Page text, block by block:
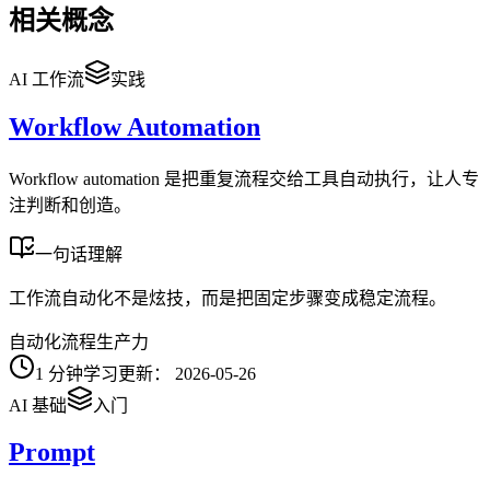
相关概念
AI 工作流 实践
Workflow Automation
Workflow automation 是把重复流程交给工具自动执行，让人专
注判断和创造。
一句话理解
工作流自动化不是炫技，而是把固定步骤变成稳定流程。
自动化流程生产力
1 分钟学习更新：
2026-05-26
AI 基础
入门
Prompt